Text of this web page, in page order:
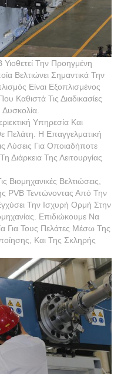
Την Προηγμένη
Βελτιώνει Σημαντικά Την
Είναι Εξοπλισμένος
Καθιστά Τις Διαδικασίες
Δυσκολία.
Υπηρεσία Και
Η Επαγγελματική
Για Οποιαδήποτε
Διάρκεια Της Λειτουργίας
Βιομηχανικές Βελτιώσεις,
PVB Τεντώνοντας Από Την
Την Ισχυρή Ορμή Στην
Επιδιώκουμε Να
Για Τους Πελάτες Μέσω Της
Και Της Σκληρής